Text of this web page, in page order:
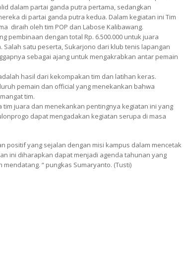
dalam partai ganda putra pertama, sedangkan
di partai ganda putra kedua. Dalam kegiatan ini Tim
diraih oleh tim POP dan Labose Kalibawang.
pembinaan dengan total Rp. 6.500.000 untuk juara
Salah satu peserta, Sukarjono dari klub tenis lapangan
sebagai ajang untuk mengakrabkan antar pemain
hasil dari kekompakan tim dan latihan keras.
pemain dan official yang menekankan bahwa
tim.
juara dan menekankan pentingnya kegiatan ini yang
dapat mengadakan kegiatan serupa di masa
positif yang sejalan dengan misi kampus dalam mencetak
ini diharapkan dapat menjadi agenda tahunan yang
“ pungkas Sumaryanto. (Tusti)